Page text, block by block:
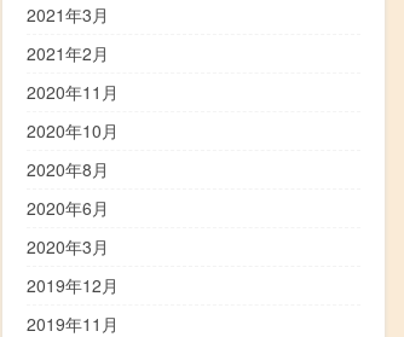
2021年3月
2021年2月
2020年11月
2020年10月
2020年8月
2020年6月
2020年3月
2019年12月
2019年11月